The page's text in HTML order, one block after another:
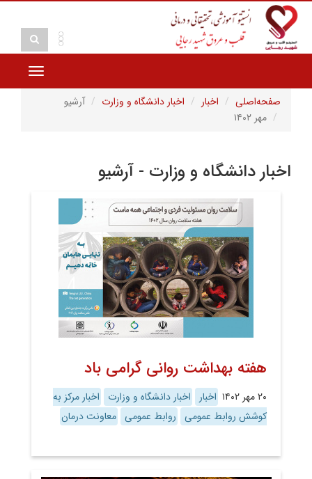
Toggle
صفحه‌اصلی
اخبار اخبار دانشگاه و وزارت
آرشیو
مهر ۱۴۰۲
اخبار دانشگاه و وزارت - آرشیو
هفته بهداشت روانی گرامی باد
۲۰ مهر ۱۴۰۲ اخبار اخبار دانشگاه و وزارت
اخبار مرکز به
کوشش روابط عمومی روابط عمومی معاونت درمان